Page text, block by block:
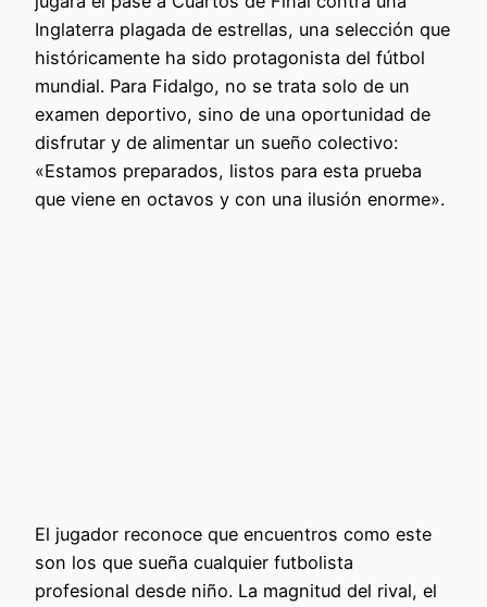
Inglaterra plagada de estrellas, una selección que
históricamente ha sido protagonista del fútbol
mundial. Para Fidalgo, no se trata solo de un
examen deportivo, sino de una oportunidad de
disfrutar y de alimentar un sueño colectivo:
«Estamos preparados, listos para esta prueba
que viene en octavos y con una ilusión enorme».
El jugador reconoce que encuentros como este
son los que sueña cualquier futbolista
profesional desde niño. La magnitud del rival, el